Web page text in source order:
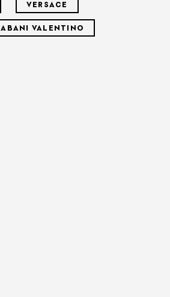
VERSACE
VALENTINO